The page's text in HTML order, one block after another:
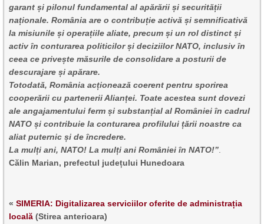
garant și pilonul fundamental al apărării și securității
naționale. România are o contribuție activă și semnificativă
la misiunile și operațiile aliate, precum și un rol distinct și
activ în conturarea politicilor și deciziilor NATO, inclusiv în
ceea ce privește măsurile de consolidare a posturii de
descurajare și apărare.
Totodată, România acționează coerent pentru sporirea
cooperării cu partenerii Alianței. Toate acestea sunt dovezi
ale angajamentului ferm și substanțial al României în cadrul
NATO și contribuie la conturarea profilului țării noastre ca
aliat puternic și de încredere.
La mulți ani, NATO! La mulți ani României în NATO!”.
Călin Marian, prefectul județului Hunedoara
«SIMERIA: Digitalizarea serviciilor oferite de administrația
locală (Stirea anterioara)